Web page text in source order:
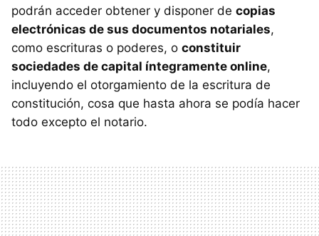
podrán acceder obtener y disponer de copias
electrónicas de sus documentos notariales,
como escrituras o poderes, o constituir
sociedades de capital íntegramente online,
incluyendo el otorgamiento de la escritura de
constitución, cosa que hasta ahora se podía hacer
todo excepto el notario.